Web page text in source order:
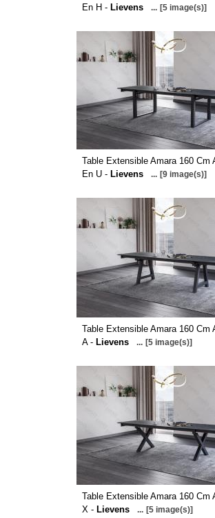
En H - Lievens ... [5 image(s)]
Table Extensible Amara 160 Cm
En U - Lievens ... [9 image(s)]
Table Extensible Amara 160 Cm
A - Lievens ... [5 image(s)]
Table Extensible Amara 160 Cm
X - Lievens ... [5 image(s)]